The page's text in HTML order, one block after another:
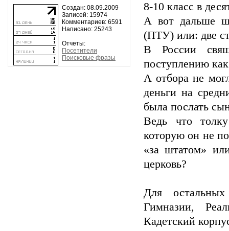
Создан: 08.09.2009
Записей: 15974
Комментариев: 6591
Написано: 25243
Отчеты:
Посетители
Поисковые фразы
8-10 класс в
А вот дальше
(ПТУ) или: две
В России
поступлению
А отбора не
деньги на
была послать
Ведь что
которую он не
«за штатом»
церковь?
Для
Гимназии,
Кадетский